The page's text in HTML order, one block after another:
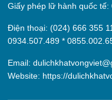
Giấy phép lữ hành quốc tế:
Điện thoại: (024) 666 355
0934.507.489 *
Email:
Website: https://